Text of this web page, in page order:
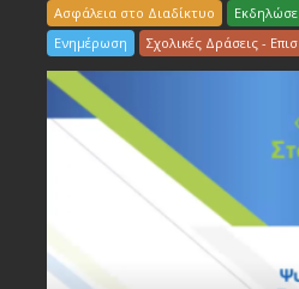
Ασφάλεια στο Διαδίκτυο
Ενημέρωση
Σχολικές Δράσεις -